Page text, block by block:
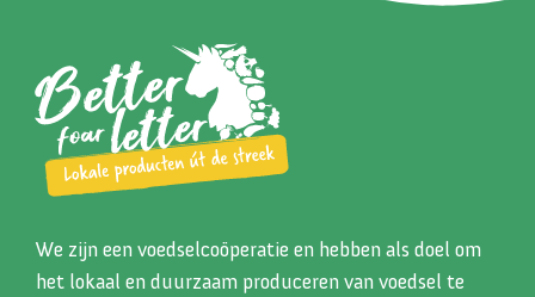
We zijn een voedselcoöperatie en hebben als doel om
het lokaal en duurzaam produceren van voedsel te